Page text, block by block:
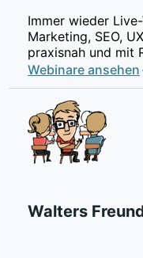
Immer wieder
Marketing, SEO,
praxisnah und mit
Webinare ansehen
Walters